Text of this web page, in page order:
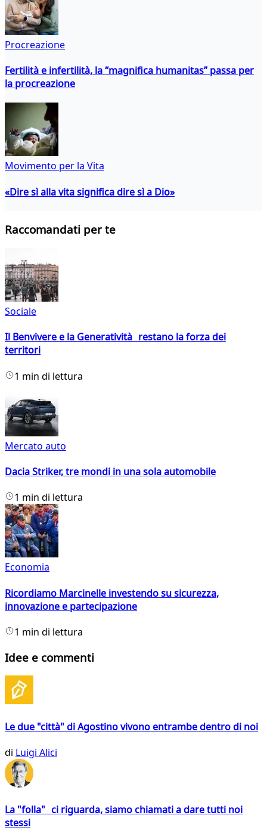
Procreazione
Fertilità e infertilità, la “magnifica humanitas” passa per
la procreazione
Movimento per la Vita
«Dire sì alla vita significa dire sì a Dio»
Raccomandati per te
Sociale
Il Benvivere e la Generatività restano la forza dei
territori
1 min di lettura
Mercato auto
Dacia Striker, tre mondi in una sola automobile
1 min di lettura
Economia
Ricordiamo Marcinelle investendo su sicurezza,
innovazione e partecipazione
1 min di lettura
Idee e commenti
Le due "città" di Agostino vivono entrambe dentro di noi
di Luigi Alici
La "folla" ci riguarda, siamo chiamati a dare tutti noi
stessi